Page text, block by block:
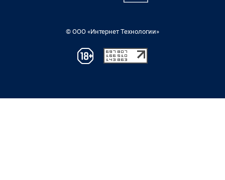
© ООО «Интернет Технологии»